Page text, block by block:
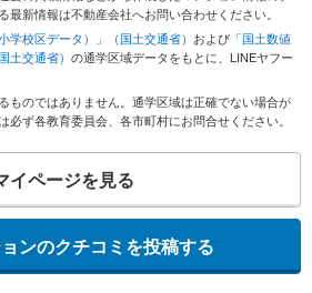
最新情報は不動産会社へお問い合わせください。
学校区データ）」（国土交通省） および 「国土数値
土交通省） の通学区域データをもとに、LINEヤフー
ものではありません。通学区域は正確でない場合が
必ず各教育委員会、各市町村にお問合せください。
イページを見る
ンのクチコミを投稿する